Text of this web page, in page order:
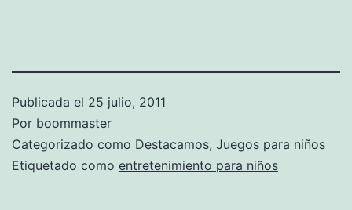
Publicada el 25 julio, 2011
Por boommaster
Categorizado como Destacamos, Juegos para niños
Etiquetado como entretenimiento para niños